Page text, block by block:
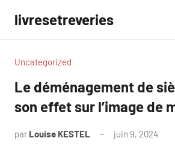
contenu
livresetreveries
Uncategorized
Le déménagement de
son effet sur l’image de
par Louise KESTEL juin 9, 2024